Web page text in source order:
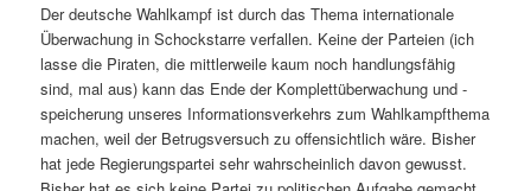
Der deutsche Wahlkampf ist durch das Thema internationale
Überwachung in Schockstarre verfallen. Keine der Parteien (ich
lasse die Piraten, die mittlerweile kaum noch handlungsfähig
sind, mal aus) kann das Ende der Komplettüberwachung und -
speicherung unseres Informationsverkehrs zum Wahlkampfthema
machen, weil der Betrugsversuch zu offensichtlich wäre. Bisher
hat jede Regierungspartei sehr wahrscheinlich davon gewusst.